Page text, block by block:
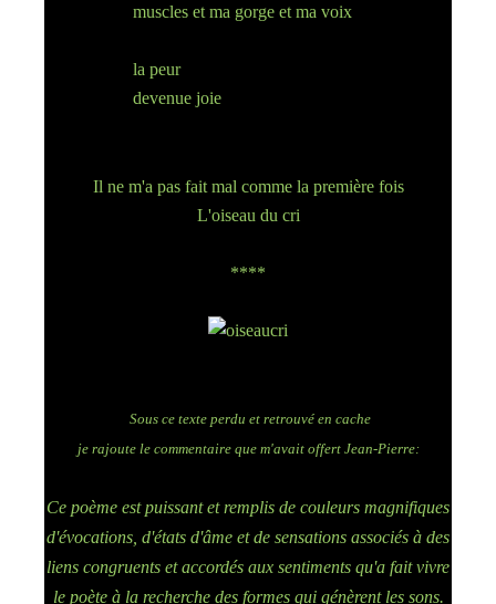
muscles et ma gorge et ma voix
la peur
devenue joie
Il ne m'a pas fait mal comme la première fois
L'oiseau du cri
****
Sous ce texte perdu et retrouvé en cache
je rajoute le commentaire que m'avait offert Jean-Pierre:
Ce poème est puissant et remplis de couleurs magnifiques
d'évocations, d'états d'âme et de sensations associés à des
liens congruents et accordés aux sentiments qu'a fait vivre
le poète à la recherche des formes qui génèrent les sons.